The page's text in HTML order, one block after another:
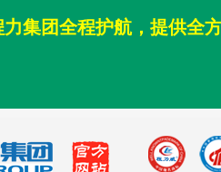
集团全程护航，提供全